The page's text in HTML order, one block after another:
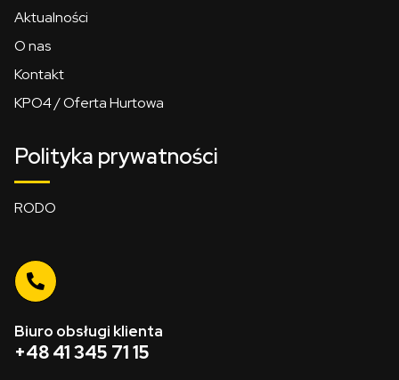
Aktualności
O nas
Kontakt
KPO4 / Oferta Hurtowa
Polityka prywatności
RODO
Biuro obsługi klienta
+48 41 345 71 15